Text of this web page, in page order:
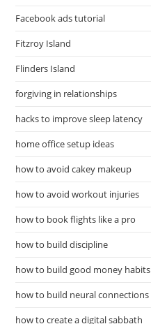
Facebook ads tutorial
Fitzroy Island
Flinders Island
forgiving in relationships
hacks to improve sleep latency
home office setup ideas
how to avoid cakey makeup
how to avoid workout injuries
how to book flights like a pro
how to build discipline
how to build good money habits
how to build neural connections
how to create a digital sabbath